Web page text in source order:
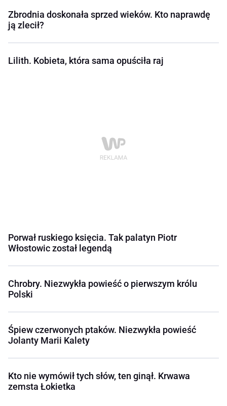
Zbrodnia doskonała sprzed wieków. Kto naprawdę
ją zlecił?
Lilith. Kobieta, która sama opuściła raj
Porwał ruskiego księcia. Tak palatyn Piotr
Włostowic został legendą
Chrobry. Niezwykła powieść o pierwszym królu
Polski
Śpiew czerwonych ptaków. Niezwykła powieść
Jolanty Marii Kalety
Kto nie wymówił tych słów, ten ginął. Krwawa
zemsta Łokietka